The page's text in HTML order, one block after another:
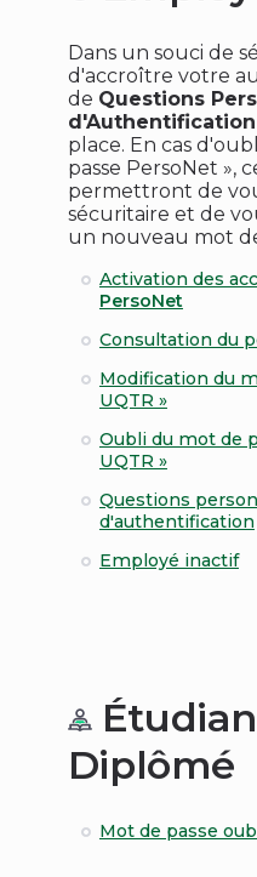
Dans un souci de
d'accroître votre
de Questions
d'Authentification
place. En cas
passe PersoNet »,
permettront de
sécuritaire et de
un nouveau mot
Activation des
PersoNet
Consultation du
Modification du
UQTR »
Oubli du mot de
UQTR »
Questions
d'authentification
Employé inactif
Diplômé
Mot de passe